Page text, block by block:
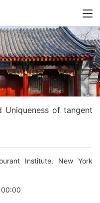
of tangent
Institute, New York
00:00